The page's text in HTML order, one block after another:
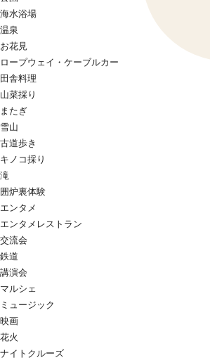
海水浴場
温泉
お花見
ロープウェイ・ケーブルカー
田舎料理
山菜採り
またぎ
雪山
古道歩き
キノコ採り
滝
囲炉裏体験
エンタメ
エンタメレストラン
交流会
鉄道
講演会
マルシェ
ミュージック
映画
花火
ナイトクルーズ